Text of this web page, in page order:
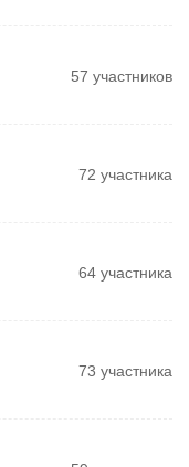
57 участников
72 участника
64 участника
73 участника